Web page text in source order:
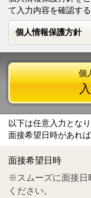
て入力内容を確認す
個人情報保護方針
個人情報保護方針
Tel
0570-55-
個
以下は任意入力となり
面接希望日時があれ
面接希望日時
※スムーズに面接日
ください。